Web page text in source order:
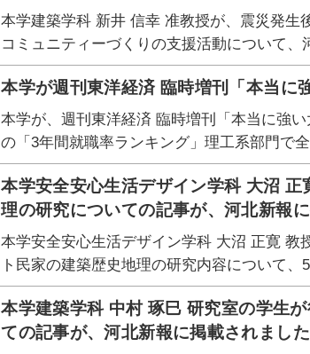
本学建築学科 新井 信幸 准教授が、震災発
コミュニティーづくりの支援活動について
本学が週刊東洋経済 臨時増刊「本当に
本学が、週刊東洋経済 臨時増刊「本当に強
の「3年間就職率ランキング」理工系部門
本学安全安心生活デザイン学科 大沼
理の研究についての記事が、河北新報
本学安全安心生活デザイン学科 大沼 正寛 教
ト民家の建築歴史地理の研究内容について
本学建築学科 中村 琢巳 研究室の学生
ての記事が、河北新報に掲載されました